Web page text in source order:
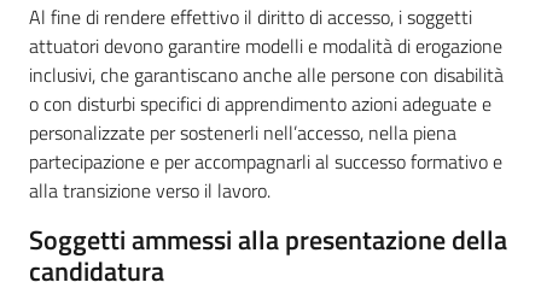
Al fine di rendere effettivo il diritto di accesso, i soggetti
attuatori devono garantire modelli e modalità di erogazione
inclusivi, che garantiscano anche alle persone con disabilità
o con disturbi specifici di apprendimento azioni adeguate e
personalizzate per sostenerli nell’accesso, nella piena
partecipazione e per accompagnarli al successo formativo e
alla transizione verso il lavoro.
Soggetti ammessi alla presentazione della
candidatura